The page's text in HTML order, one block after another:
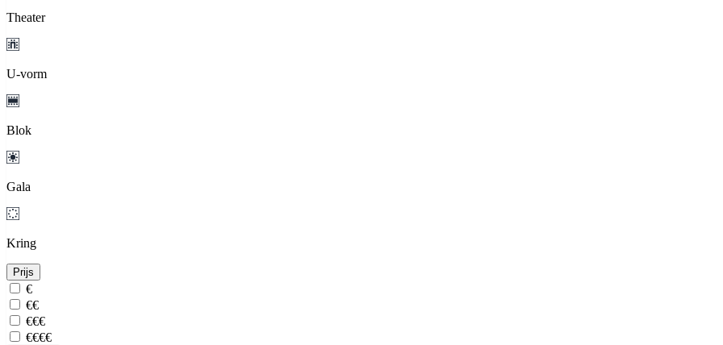
Theater
U-vorm
Blok
Gala
Kring
Prijs
€
€€
€€€
€€€€